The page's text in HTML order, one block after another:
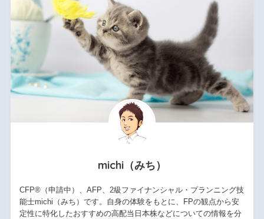
michi（みち）
CFP®（申請中）、AFP、2級ファイナンシャル・プランニング技
能士michi（みち）です。自身の体験をもとに、FPの観点から安
定性に特化したおすすめの高配当日本株などについての情報を分